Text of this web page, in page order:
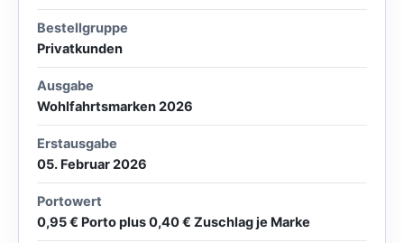
Bestellgruppe
Privatkunden
Ausgabe
Wohlfahrtsmarken 2026
Erstausgabe
05. Februar 2026
Portowert
0,95 € Porto plus 0,40 € Zuschlag je Marke